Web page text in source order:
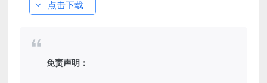
点击下载
免责声明：